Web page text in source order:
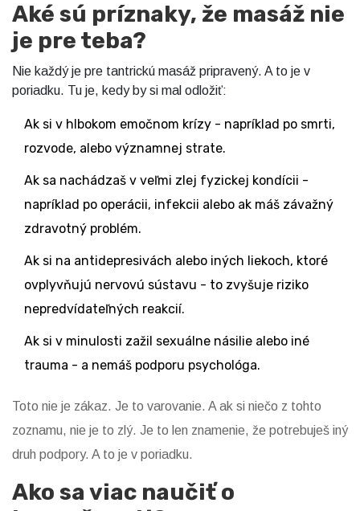
Aké sú príznaky, že masáž nie
je pre teba?
Nie každý je pre tantrickú masáž pripravený. A to je v
poriadku. Tu je, kedy by si mal odložiť:
Ak si v hlbokom emočnom krízy - napríklad po smrti,
rozvode, alebo významnej strate.
Ak sa nachádzaš v veľmi zlej fyzickej kondícii -
napríklad po operácii, infekcii alebo ak máš závažný
zdravotný problém.
Ak si na antidepresivách alebo iných liekoch, ktoré
ovplyvňujú nervovú sústavu - to zvyšuje riziko
nepredvídateľných reakcií.
Ak si v minulosti zažil sexuálne násilie alebo iné
trauma - a nemáš podporu psychológa.
Toto nie je zákaz. Je to varovanie. A ak si niečo z tohto
zoznamu, nie je to zlý. Je to len znamenie, že potrebuješ iný
druh podpory. A to je v poriadku.
Ako sa viac naučiť o